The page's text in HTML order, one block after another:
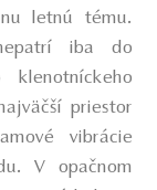
letnú tému.
iba do
priestor
vibrácie
V opačnom